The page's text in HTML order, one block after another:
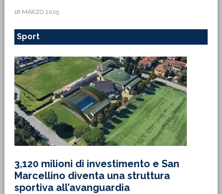
18 MARZO 2025
Sport
3,120 milioni di investimento e San
Marcellino diventa una struttura
sportiva all’avanguardia